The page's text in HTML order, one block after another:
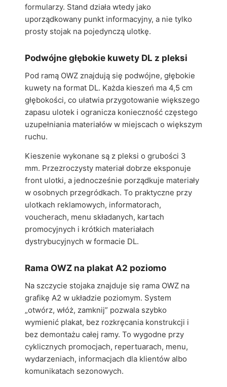
formularzy. Stand działa wtedy jako
uporządkowany punkt informacyjny, a nie tylko
prosty stojak na pojedynczą ulotkę.
Podwójne głębokie kuwety DL z pleksi
Pod ramą OWZ znajdują się podwójne, głębokie
kuwety na format DL. Każda kieszeń ma 4,5 cm
głębokości, co ułatwia przygotowanie większego
zapasu ulotek i ogranicza konieczność częstego
uzupełniania materiałów w miejscach o większym
ruchu.
Kieszenie wykonane są z pleksi o grubości 3
mm. Przezroczysty materiał dobrze eksponuje
front ulotki, a jednocześnie porządkuje materiały
w osobnych przegródkach. To praktyczne przy
ulotkach reklamowych, informatorach,
voucherach, menu składanych, kartach
promocyjnych i krótkich materiałach
dystrybucyjnych w formacie DL.
Rama OWZ na plakat A2 poziomo
Na szczycie stojaka znajduje się rama OWZ na
grafikę A2 w układzie poziomym. System
„otwórz, włóż, zamknij” pozwala szybko
wymienić plakat, bez rozkręcania konstrukcji i
bez demontażu całej ramy. To wygodne przy
cyklicznych promocjach, repertuarach, menu,
wydarzeniach, informacjach dla klientów albo
komunikatach sezonowych.